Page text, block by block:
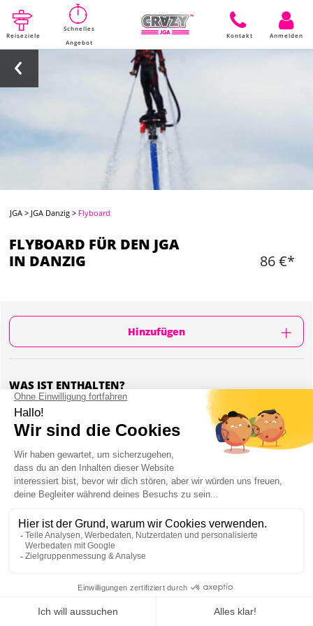
Reiseziele
Schnelles
Angebot
Kontakt Anmelden
JGA > JGA Danzig > Flyboard
FLYBOARD FÜR DEN JGA
IN DANZIG
86 €*
Hinzufügen
WAS IST ENTHALTEN?
Die Aktivität findet in Sopot statt
15min Flyboard pro Person
Ausbilder zur Einweisung vor Ort
Komplette Flyboard-Ausrüstung und Anzüge
werden zur Verfügung gestellt
Begleitung durch lokalen Reiseguide
FLYBOARD IN DANZIG : INFORMATION
Ostsee ist Danzigeiner der besten Standorte, um
Mein JGA in Danzig